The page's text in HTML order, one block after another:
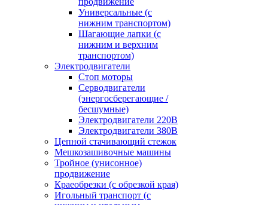
Универсальные (с
нижним транспортом)
Шагающие лапки (с
нижним и верхним
транспортом)
Электродвигатели
Стоп моторы
Серводвигатели
(энергосберегающие /
бесшумные)
Электродвигатели 220В
Электродвигатели 380В
Цепной стачивающий стежок
Мешкозашивочные машины
Тройное (унисонное)
продвижение
Краеобрезки (с обрезкой края)
Игольный транспорт (с